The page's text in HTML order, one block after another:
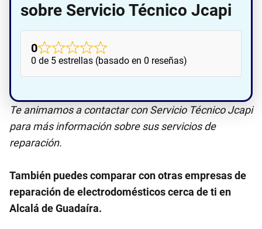
sobre Servicio Técnico Jcapi
0
0 de 5 estrellas (basado en 0 reseñas)
Te animamos a contactar con Servicio Técnico Jcapi
para más información sobre sus servicios de
reparación.
También puedes comparar con otras empresas de
reparación de electrodomésticos cerca de ti en
Alcalá de Guadaíra.